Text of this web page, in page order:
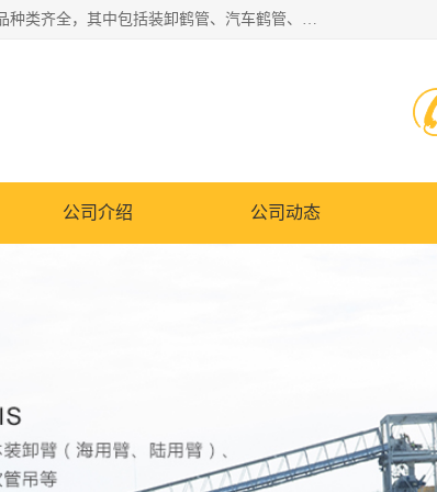
江苏国胜石化装备科技有限公司生产的产品广泛的应用于石油、石化等行业中，产品种类齐全，其中包括装卸鹤管、汽车鹤管、火车鹤管、装车鹤管、卸车鹤管、上装鹤管、下装鹤管、lng鹤管、发油鹤管、液氨鹤管、液化气鹤管等，我们生产的产品质量上乘，价格实惠，服务好，买鹤管就到国胜石化装备！
公司介绍 公司动态